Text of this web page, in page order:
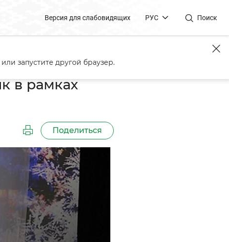
Версия для слабовидящих РУС Поиск
в рамках
Поделиться
запустите другой браузер.